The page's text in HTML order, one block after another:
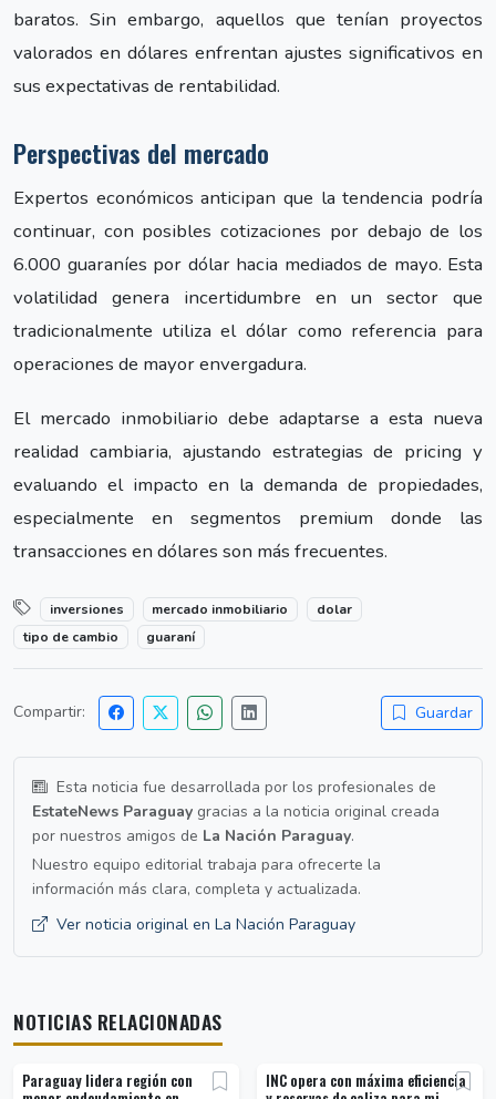
baratos. Sin embargo, aquellos que tenían proyectos
valorados en dólares enfrentan ajustes significativos en
sus expectativas de rentabilidad.
Perspectivas del mercado
Expertos económicos anticipan que la tendencia podría
continuar, con posibles cotizaciones por debajo de los
6.000 guaraníes por dólar hacia mediados de mayo. Esta
volatilidad genera incertidumbre en un sector que
tradicionalmente utiliza el dólar como referencia para
operaciones de mayor envergadura.
El mercado inmobiliario debe adaptarse a esta nueva
realidad cambiaria, ajustando estrategias de pricing y
evaluando el impacto en la demanda de propiedades,
especialmente en segmentos premium donde las
transacciones en dólares son más frecuentes.
inversiones mercado inmobiliario
dolar
tipo de cambio
guaraní
Compartir: Guardar
Esta noticia fue desarrollada por los profesionales de
EstateNews Paraguay gracias a la noticia original creada
por nuestros amigos de La Nación Paraguay.
Nuestro equipo editorial trabaja para ofrecerte la
información más clara, completa y actualizada.
Ver noticia original en La Nación Paraguay
NOTICIAS RELACIONADAS
Paraguay lidera región con
INC opera con máxima eficiencia